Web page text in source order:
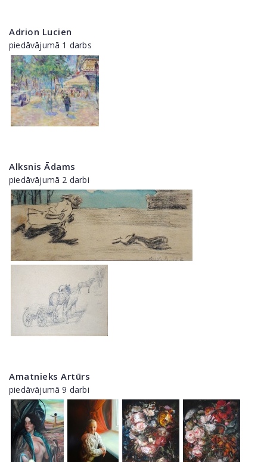
Adrion Lucien
piedāvājumā 1 darbs
Alksnis Ādams
piedāvājumā 2 darbi
Amatnieks Artūrs
piedāvājumā 9 darbi